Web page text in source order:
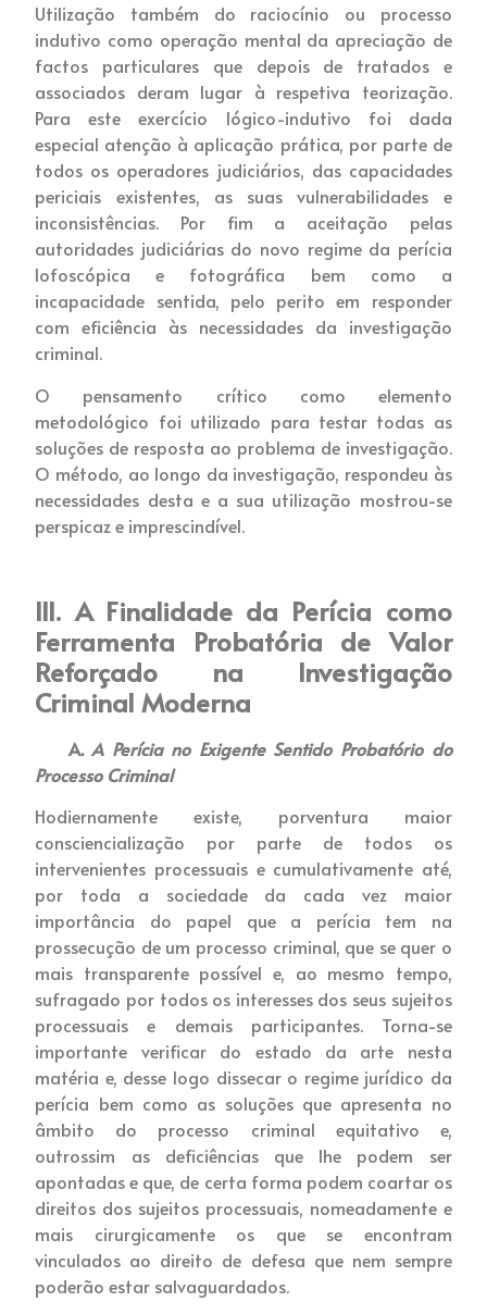
Utilização também do raciocínio ou processo
indutivo como operação mental da apreciação de
factos particulares que depois de tratados e
associados deram lugar à respetiva teorização.
Para este exercício lógico-indutivo foi dada
especial atenção à aplicação prática, por parte de
todos os operadores judiciários, das capacidades
periciais existentes, as suas vulnerabilidades e
inconsistências. Por fim a aceitação pelas
autoridades judiciárias do novo regime da perícia
lofoscópica e fotográfica bem como a
incapacidade sentida, pelo perito em responder
com eficiência às necessidades da investigação
criminal.
O pensamento crítico como elemento
metodológico foi utilizado para testar todas as
soluções de resposta ao problema de investigação.
O método, ao longo da investigação, respondeu às
necessidades desta e a sua utilização mostrou-se
perspicaz e imprescindível.
III. A Finalidade da Perícia como
Ferramenta Probatória de Valor
Reforçado na Investigação
Criminal Moderna
A. A Perícia no Exigente Sentido Probatório do
Processo Criminal
Hodiernamente existe, porventura maior
consciencialização por parte de todos os
intervenientes processuais e cumulativamente até,
por toda a sociedade da cada vez maior
importância do papel que a perícia tem na
prossecução de um processo criminal, que se quer o
mais transparente possível e, ao mesmo tempo,
sufragado por todos os interesses dos seus sujeitos
processuais e demais participantes. Torna-se
importante verificar do estado da arte nesta
matéria e, desse logo dissecar o regime jurídico da
perícia bem como as soluções que apresenta no
âmbito do processo criminal equitativo e,
outrossim as deficiências que lhe podem ser
apontadas e que, de certa forma podem coartar os
direitos dos sujeitos processuais, nomeadamente e
mais cirurgicamente os que se encontram
vinculados ao direito de defesa que nem sempre
poderão estar salvaguardados.